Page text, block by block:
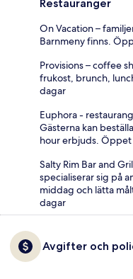
Restauranger
On Vacation –
Barnmeny finns.
Provisions – coffee
frukost, brunch,
dagar
Euphora -
Gästerna kan
hour erbjuds. Öppet
Salty Rim Bar and
specialiserar sig på
middag och lätta
dagar
Avgifter och